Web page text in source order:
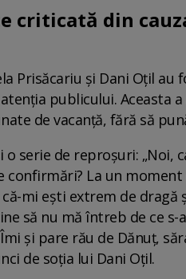
criticată din
Prisăcariu și Dani Oțil au
publicului. Aceasta a
de vacanță, fără să
serie de reproșuri: „Noi,
La un
mi ești extrem de dragă
să nu mă întreb de ce
și pare rău de Dănuț,
de soția lui Dani Oțil.